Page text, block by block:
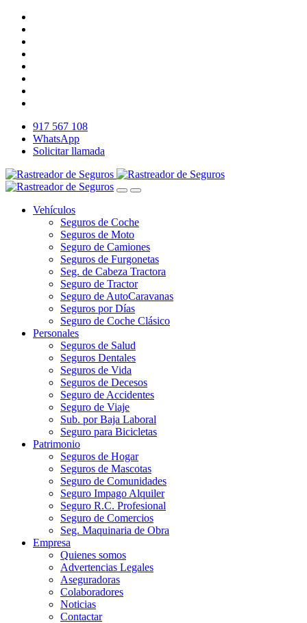
917 567 108
WhatsApp
Solicitar llamada
Vehículos
Seguros de Coche
Seguros de Moto
Seguro de Camiones
Seguros de Furgonetas
Seg. de Cabeza Tractora
Seguro de Tractor
Seguro de AutoCaravanas
Seguros por Días
Seguro de Coche Clásico
Personales
Seguros de Salud
Seguros Dentales
Seguros de Vida
Seguros de Decesos
Seguro de Accidentes
Seguro de Viaje
Sub. por Baja Laboral
Seguro para Bicicletas
Patrimonio
Seguros de Hogar
Seguros de Mascotas
Seguro de Comunidades
Seguro Impago Alquiler
Seguro R.C. Profesional
Seguro de Comercios
Seg. Maquinaria de Obra
Empresa
Quienes somos
Advertencias Legales
Aseguradoras
Colaboradores
Noticias
Contactar